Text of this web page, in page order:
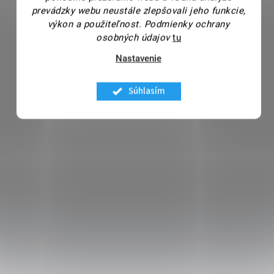
prevádzky webu neustále zlepšovali jeho funkcie,
výkon a použiteľnost. Podmienky ochrany
osobných údajov tu
Nastavenie
Súhlasím